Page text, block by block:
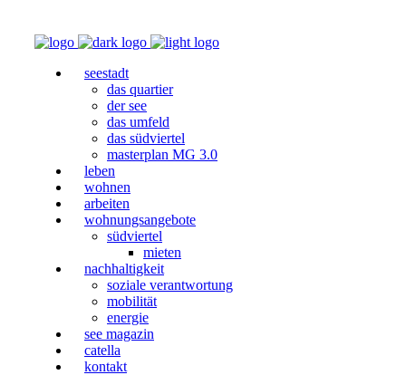
seestadt
das quartier
der see
das umfeld
das südviertel
masterplan MG 3.0
leben
wohnen
arbeiten
wohnungsangebote
südviertel
mieten
nachhaltigkeit
soziale verantwortung
mobilität
energie
see magazin
catella
kontakt